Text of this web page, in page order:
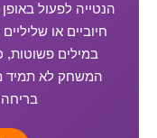
הנטייה לפעול
חיוביים או
במילים פשוטות,
המשחק לא תמיד